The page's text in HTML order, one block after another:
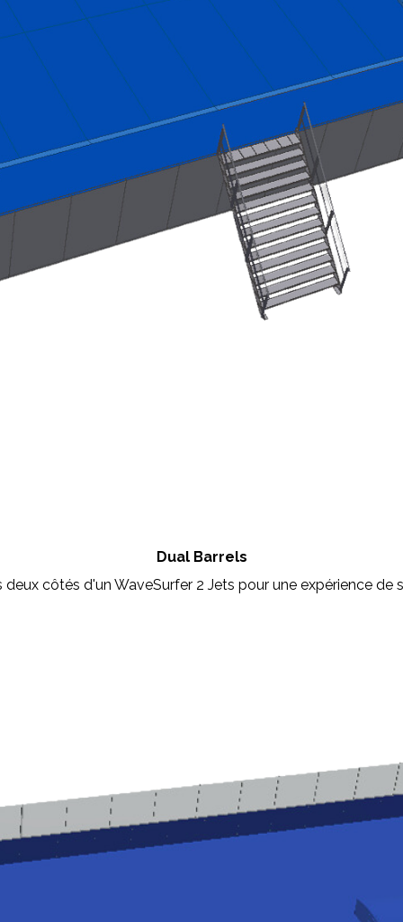
Dual Barrels
deux côtés d'un WaveSurfer 2 Jets pour une expérience de